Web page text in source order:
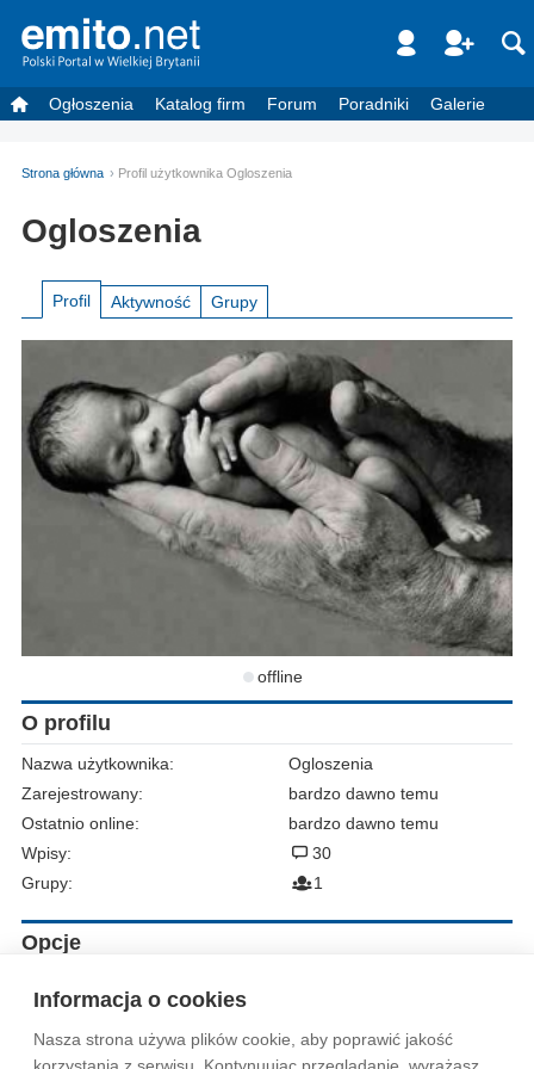
Informacja o cookies
Nasza strona używa plików cookie, aby poprawić jakość
Ogłoszenia Katalog firm Forum Poradniki Galerie
Strona główna Profil użytkownika Ogloszenia
Ogloszenia
Profil Aktywność Grupy
offline
O profilu
Nazwa użytkownika:
Ogloszenia
Zarejestrowany:
bardzo dawno temu
Ostatnio online:
bardzo dawno temu
Wpisy:
30
Grupy:
1
Opcje
Wytyczne dla społeczności Regulamin Prywatność